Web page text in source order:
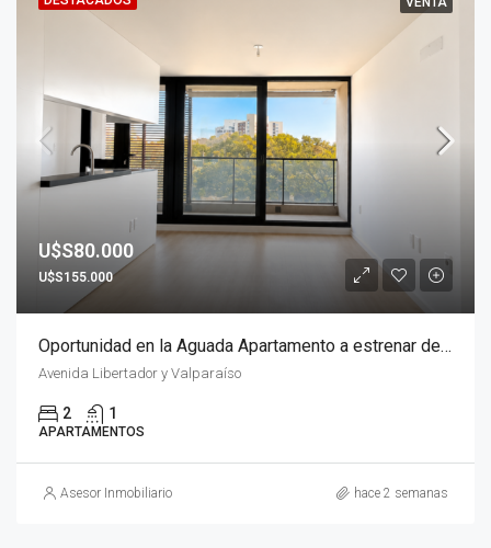
U$S80.000
U$S155.000
Oportunidad en la Aguada Apartamento a estrenar de 2 Dormitorios a USD80.000 y saldo financiado sin intereses
Avenida Libertador y Valparaíso
2 1
APARTAMENTOS
Asesor Inmobiliario hace 2 semanas